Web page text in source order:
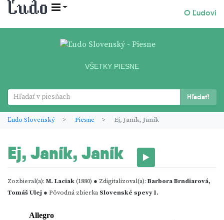
O Ľudovi
VŠETKY PIESNE
Hľadať!
Ľudo Slovenský Piesne Ej, Janík, Janík
Ej, Janík, Janík
Zozbieral(a): M. Laciak(1880) ● Zdigitalizoval(a): Barbora Brndiarová,
Tomáš Ulej ● Pôvodná zbierka Slovenské spevy I.
Allegro